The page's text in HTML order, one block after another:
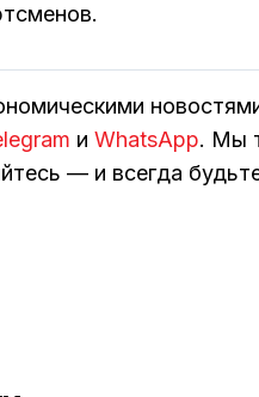
и WhatsApp. Мы
— и всегда